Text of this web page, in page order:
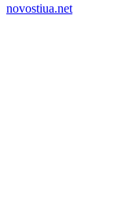
novostiua.net